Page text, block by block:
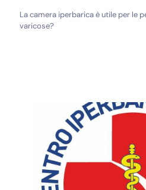
La camera iperbarica è utile per le
varicose?